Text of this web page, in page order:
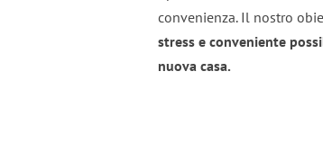
convenienza. Il nostro
stress e conveniente
nuova casa.